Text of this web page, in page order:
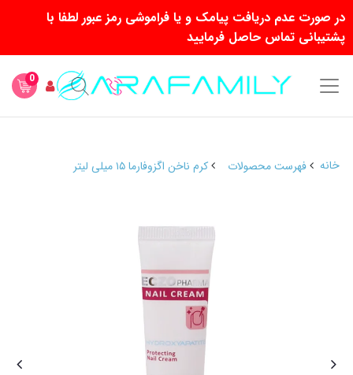
در صورت عدم دریافت پیامک و یا فراموشی رمز عبور لطفا با
پشتیبانی تماس حاصل فرمایید
0
خانه فهرست محصولات کرم ناخن اگزوفارما ۱۵ میلی لیتر